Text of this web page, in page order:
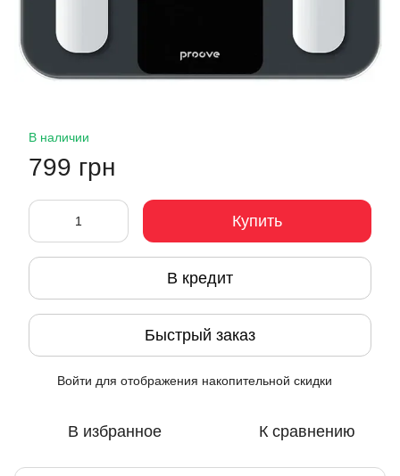
В наличии
799 грн
Купить
В кредит
Быстрый заказ
Войти для отображения накопительной скидки
В избранное К сравнению